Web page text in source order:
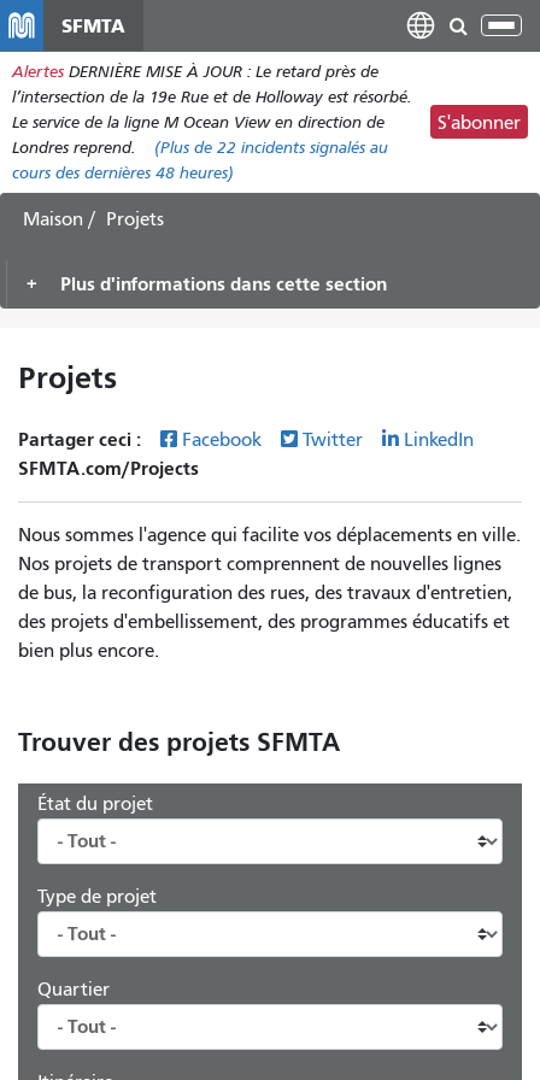
contenu
principal
SFMTA
Alertes DERNIÈRE MISE À JOUR : Le retard près de
l’intersection de la 19e Rue et de Holloway est résorbé.
Le service de la ligne M Ocean View en direction de
Londres reprend.
(Plus de 22 incidents signalés au
cours des dernières 48 heures)
S'abonner
Maison Projets
Plus d'informations dans cette section
Projets
Partager ceci : Facebook Twitter LinkedIn
SFMTA.com/Projects
Nous sommes l'agence qui facilite vos déplacements en ville.
Nos projets de transport comprennent de nouvelles lignes
de bus, la reconfiguration des rues, des travaux d'entretien,
des projets d'embellissement, des programmes éducatifs et
bien plus encore.
Trouver des projets SFMTA
État du projet
Type de projet
Quartier